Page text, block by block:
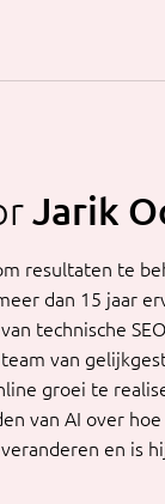
Jarik
resultaten te
dan 15 jaar
technische
van
groei te
van AI over
en is